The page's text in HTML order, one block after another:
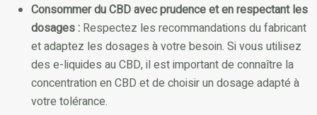
Consommer du CBD avec prudence et en respectant les
dosages : Respectez les recommandations du fabricant
et adaptez les dosages à votre besoin. Si vous utilisez
des e-liquides au CBD, il est important de connaître la
concentration en CBD et de choisir un dosage adapté à
votre tolérance.